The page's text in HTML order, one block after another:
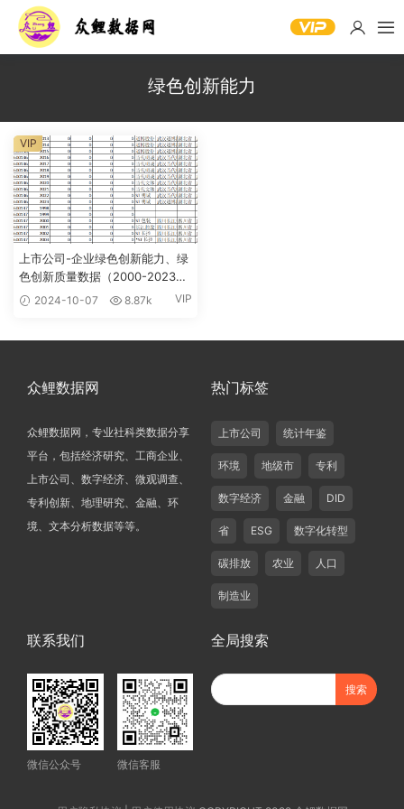
绿色创新能力
上市公司-企业绿色创新能力、绿
色创新质量数据（2000-2023
年）2024-10-07 8.87k VIP
VIP
众鲤数据网
众鲤数据网，专业社科类数据分享
平台，包括经济研究、工商企业、
上市公司、数字经济、微观调查、
专利创新、地理研究、金融、环
境、文本分析数据等等。
热门标签
上市公司 统计年鉴
环境 地级市 专利
数字经济 金融 DID
省 ESG 数字化转型
碳排放 农业 人口
制造业
联系我们
微信公众号 微信客服
全局搜索